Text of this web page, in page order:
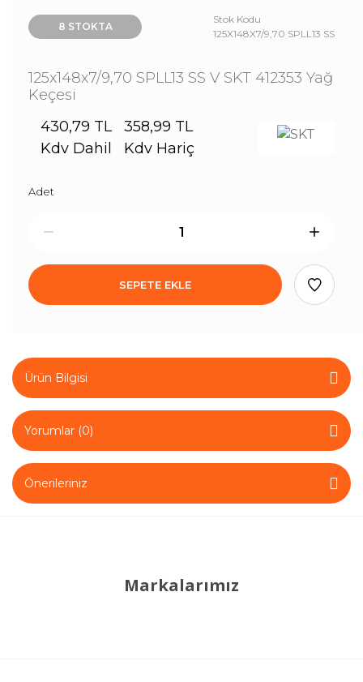
8 STOKTA
Stok Kodu
125X148X7/9,70 SPLL13 SS
125x148x7/9,70 SPLL13 SS V SKT 412353 Yağ
Keçesi
430,79 TL
Kdv Dahil
358,99 TL
Kdv Hariç
Adet
SEPETE EKLE
Ürün Bilgisi
Yorumlar (0)
Önerileriniz
Markalarımız